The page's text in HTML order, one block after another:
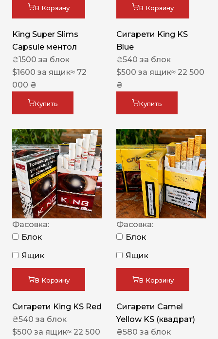
В Корзину
King Super Slims
Capsule ментол
₴1500 за блок
$1600 за ящик≈ 72
000 ₴
Купить
В Корзину
Сигарети King KS
Blue
₴540 за блок
$500 за ящик≈ 22 500
₴
Купить
Фасовка:
Блок
Ящик
В Корзину
Сигарети King KS Red
₴540 за блок
$500 за ящик≈ 22 500
Фасовка:
Блок
Ящик
В Корзину
Сигарети Camel
Yellow KS (квадрат)
₴580 за блок